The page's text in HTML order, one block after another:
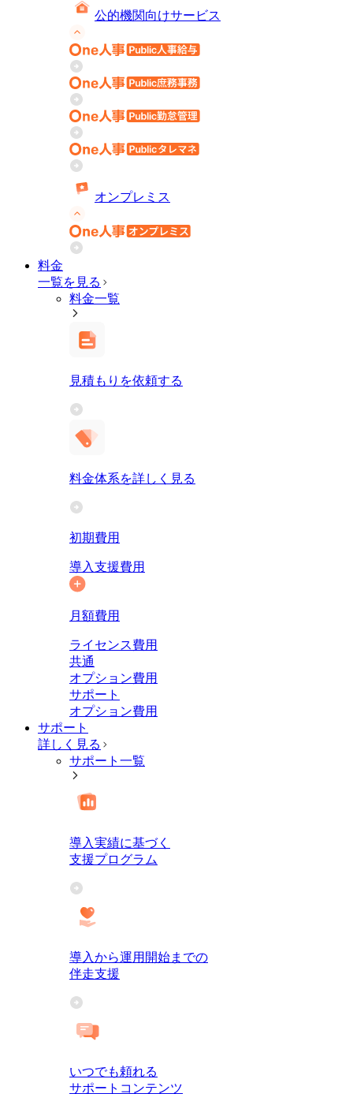
公的機関向けサービス
オンプレミス
料金
一覧を見る
料金一覧
見積もりを依頼する
料金体系を詳しく見る
初期費用
導入支援費用
月額費用
ライセンス費用
共通
オプション費用
サポート
オプション費用
サポート
詳しく見る
サポート一覧
導入実績に基づく
支援プログラム
導入から運用開始までの
伴走支援
いつでも頼れる
サポートコンテンツ